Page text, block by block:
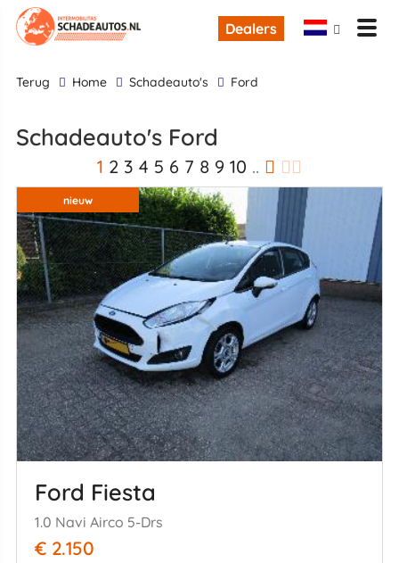
Dealers
terug Home Schadeauto's Ford
Schadeauto's Ford
1 2 3 4 5 6 7 8 9 10 ..
nieuw
Ford Fiesta
1.0 Navi Airco 5-Drs
€ 2.150